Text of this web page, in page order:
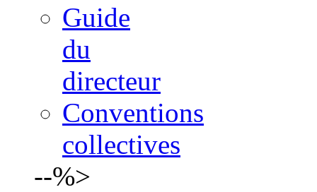
Guide
du
directeur
Conventions
collectives
--%>